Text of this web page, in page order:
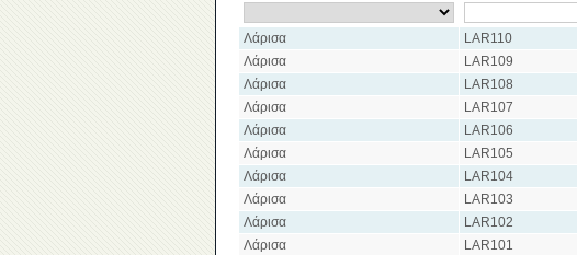
Λάρισα LAR110
Λάρισα
LAR109
Λάρισα
LAR108
Λάρισα
LAR107
Λάρισα
LAR106
Λάρισα
LAR105
Λάρισα
LAR104
Λάρισα
LAR103
Λάρισα
LAR102
Λάρισα
LAR101